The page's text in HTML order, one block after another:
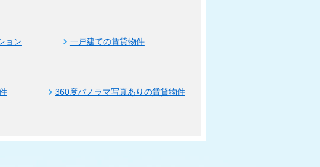
ョン
一戸建ての賃貸物件
360度パノラマ写真ありの賃貸物件